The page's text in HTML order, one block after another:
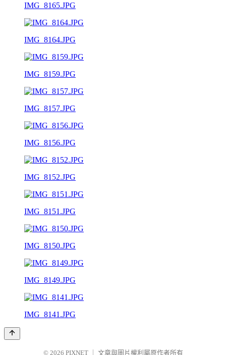
IMG_8165.JPG
IMG_8164.JPG
IMG_8159.JPG
IMG_8157.JPG
IMG_8156.JPG
IMG_8152.JPG
IMG_8151.JPG
IMG_8150.JPG
IMG_8149.JPG
IMG_8141.JPG
© 2026 PIXNET 文章與圖片權利屬原作者所有